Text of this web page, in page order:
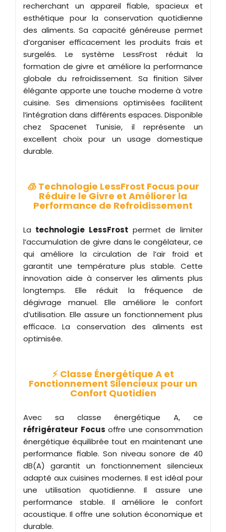
recherchant un appareil fiable, spacieux et
esthétique pour la conservation quotidienne
des aliments. Sa capacité généreuse permet
d’organiser efficacement les produits frais et
surgelés. Le système LessFrost réduit la
formation de givre et améliore la performance
globale du refroidissement. Sa finition Silver
élégante apporte une touche moderne à votre
cuisine. Ses dimensions optimisées facilitent
l’intégration dans différents espaces. Disponible
chez Spacenet Tunisie, il représente un
excellent choix pour un usage domestique
durable.
🧊 Technologie LessFrost Focus pour
Réduire le Givre et Améliorer la
Performance de Refroidissement
La technologie LessFrost permet de limiter
l’accumulation de givre dans le congélateur, ce
qui améliore la circulation de l’air froid et
garantit une température plus stable. Cette
innovation aide à conserver les aliments plus
longtemps. Elle réduit la fréquence de
dégivrage manuel. Elle améliore le confort
d’utilisation. Elle assure un fonctionnement plus
efficace. La conservation des aliments est
optimisée.
⚡ Classe Énergétique A et
Fonctionnement Silencieux pour un
Confort Quotidien
Avec sa classe énergétique A, ce
réfrigérateur Focus offre une consommation
énergétique équilibrée tout en maintenant une
performance fiable. Son niveau sonore de 40
dB(A) garantit un fonctionnement silencieux
adapté aux cuisines modernes. Il est idéal pour
une utilisation quotidienne. Il assure une
performance stable. Il améliore le confort
acoustique. Il offre une solution économique et
durable.